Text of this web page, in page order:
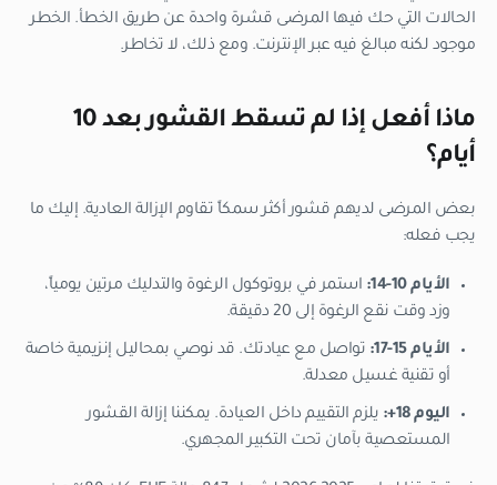
الحالات التي حك فيها المرضى قشرة واحدة عن طريق الخطأ. الخطر
موجود لكنه مبالغ فيه عبر الإنترنت. ومع ذلك، لا تخاطر.
ماذا أفعل إذا لم تسقط القشور بعد 10
أيام؟
بعض المرضى لديهم قشور أكثر سمكاً تقاوم الإزالة العادية. إليك ما
يجب فعله:
الأيام 10-14:
استمر في بروتوكول الرغوة والتدليك مرتين يومياً،
وزد وقت نقع الرغوة إلى 20 دقيقة.
الأيام 15-17:
تواصل مع عيادتك. قد نوصي بمحاليل إنزيمية خاصة
أو تقنية غسيل معدلة.
اليوم 18+:
يلزم التقييم داخل العيادة. يمكننا إزالة القشور
المستعصية بآمان تحت التكبير المجهري.